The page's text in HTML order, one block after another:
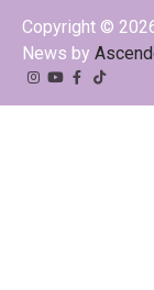
Copyright ©
News by
Instagram
YouTube
Facebook
Tiktok